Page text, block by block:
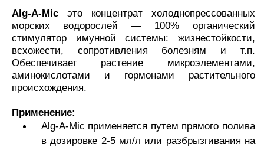
Alg-A-Mic это концентрат холоднопрессованных
морских водорослей — 100% органический
стимулятор имунной системы: жизнестойкости,
всхожести, сопротивления болезням и т.п.
Обеспечивает растение микроэлементами,
аминокислотами и гормонами растительного
происхождения.
Применение:
Alg-A-Mic применяется путем прямого полива
в дозировке 2-5 мл/л или разбрызгивания на